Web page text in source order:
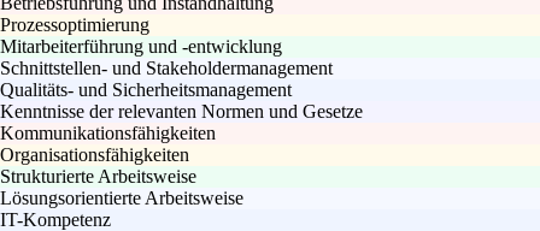
Prozessoptimierung
Mitarbeiterführung und -entwicklung
Schnittstellen- und Stakeholdermanagement
Qualitäts- und Sicherheitsmanagement
Kenntnisse der relevanten Normen und Gesetze
Kommunikationsfähigkeiten
Organisationsfähigkeiten
Strukturierte Arbeitsweise
Lösungsorientierte Arbeitsweise
IT-Kompetenz